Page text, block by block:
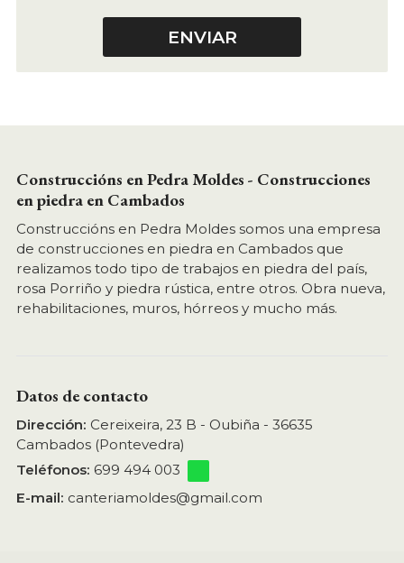
Construccións en Pedra Moldes - Construcciones
en piedra en Cambados
Construccións en Pedra Moldes somos una empresa
de construcciones en piedra en Cambados que
realizamos todo tipo de trabajos en piedra del país,
rosa Porriño y piedra rústica, entre otros. Obra nueva,
rehabilitaciones, muros, hórreos y mucho más.
Datos de contacto
Dirección: Cereixeira, 23 B - Oubiña - 36635
Cambados (Pontevedra)
Teléfonos: 699 494 003
E-mail: canteriamoldes@gmail.com